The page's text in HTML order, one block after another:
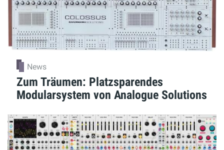
News
Zum Träumen: Platzsparendes
Modularsystem von Analogue Solutions